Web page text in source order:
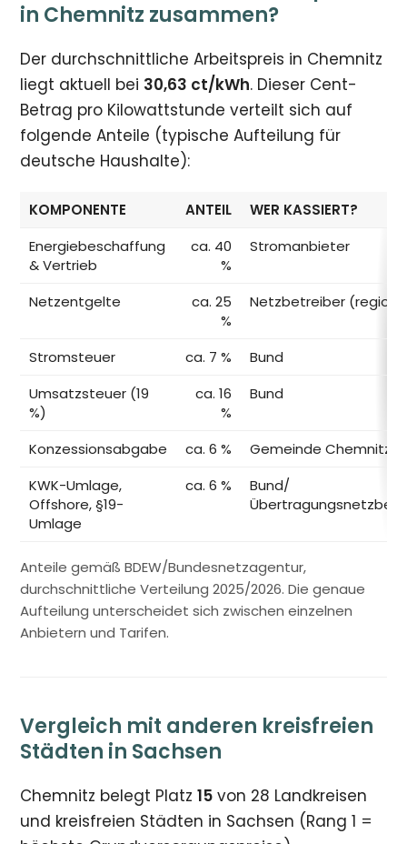
in Chemnitz zusammen?
Der durchschnittliche Arbeitspreis in Chemnitz
liegt aktuell bei 30,63 ct/kWh. Dieser Cent-
Betrag pro Kilowattstunde verteilt sich auf
folgende Anteile (typische Aufteilung für
deutsche Haushalte):
KOMPONENTE ANTEIL
WER KASSIERT?
Energiebeschaffung
& Vertrieb
ca. 40
%
Stromanbieter
Netzentgelte
ca. 25
%
Netzbetreiber
Stromsteuer ca. 7 %
Bund
Umsatzsteuer (19
%)
ca. 16
%
Bund
Konzessionsabgabe ca. 6 %
Gemeinde Chemnitz
KWK-Umlage,
Offshore, §19-
Umlage
ca. 6 %
Bund/
Anteile gemäß BDEW/Bundesnetzagentur,
durchschnittliche Verteilung 2025/2026. Die genaue
Aufteilung unterscheidet sich zwischen einzelnen
Anbietern und Tarifen.
Vergleich mit anderen kreisfreien
Städten in Sachsen
Chemnitz belegt Platz15 von 28 Landkreisen
und kreisfreien Städten in Sachsen (Rang 1 =